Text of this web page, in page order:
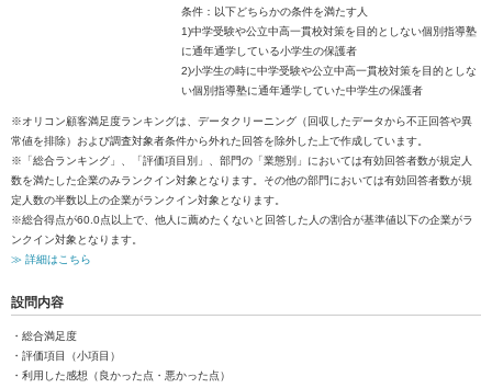
条件：以下どちらかの条件を満たす人
1)中学受験や公立中高一貫校対策を目的としない個別指導塾
に通年通学している小学生の保護者
2)小学生の時に中学受験や公立中高一貫校対策を目的としな
い個別指導塾に通年通学していた中学生の保護者
※オリコン顧客満足度ランキングは、データクリーニング（回収したデータから不正回答や異
常値を排除）および調査対象者条件から外れた回答を除外した上で作成しています。
※「総合ランキング」、「評価項目別」、部門の「業態別」においては有効回答者数が規定人
数を満たした企業のみランクイン対象となります。その他の部門においては有効回答者数が規
定人数の半数以上の企業がランクイン対象となります。
※総合得点が60.0点以上で、他人に薦めたくないと回答した人の割合が基準値以下の企業がラ
ンクイン対象となります。
≫ 詳細はこちら
設問内容
・総合満足度
・評価項目（小項目）
・利用した感想（良かった点・悪かった点）